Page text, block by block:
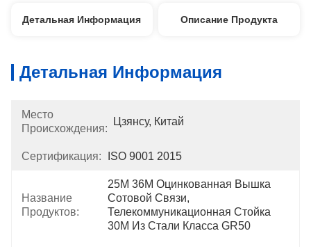
Детальная Информация Описание Продукта
Детальная Информация
Место
Происхождения:
Цзянсу, Китай
Сертификация: ISO 9001 2015
Название
Продуктов:
25M 36M Оцинкованная Вышка
Сотовой Связи,
Телекоммуникационная Стойка
30M Из Стали Класса GR50